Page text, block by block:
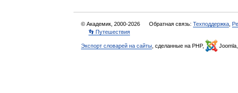
© Академик, 2000-2026 Обратная связь: Техподдержка
👣 Путешествия
Экспорт словарей на сайты , сделанные на PHP, Joomla,